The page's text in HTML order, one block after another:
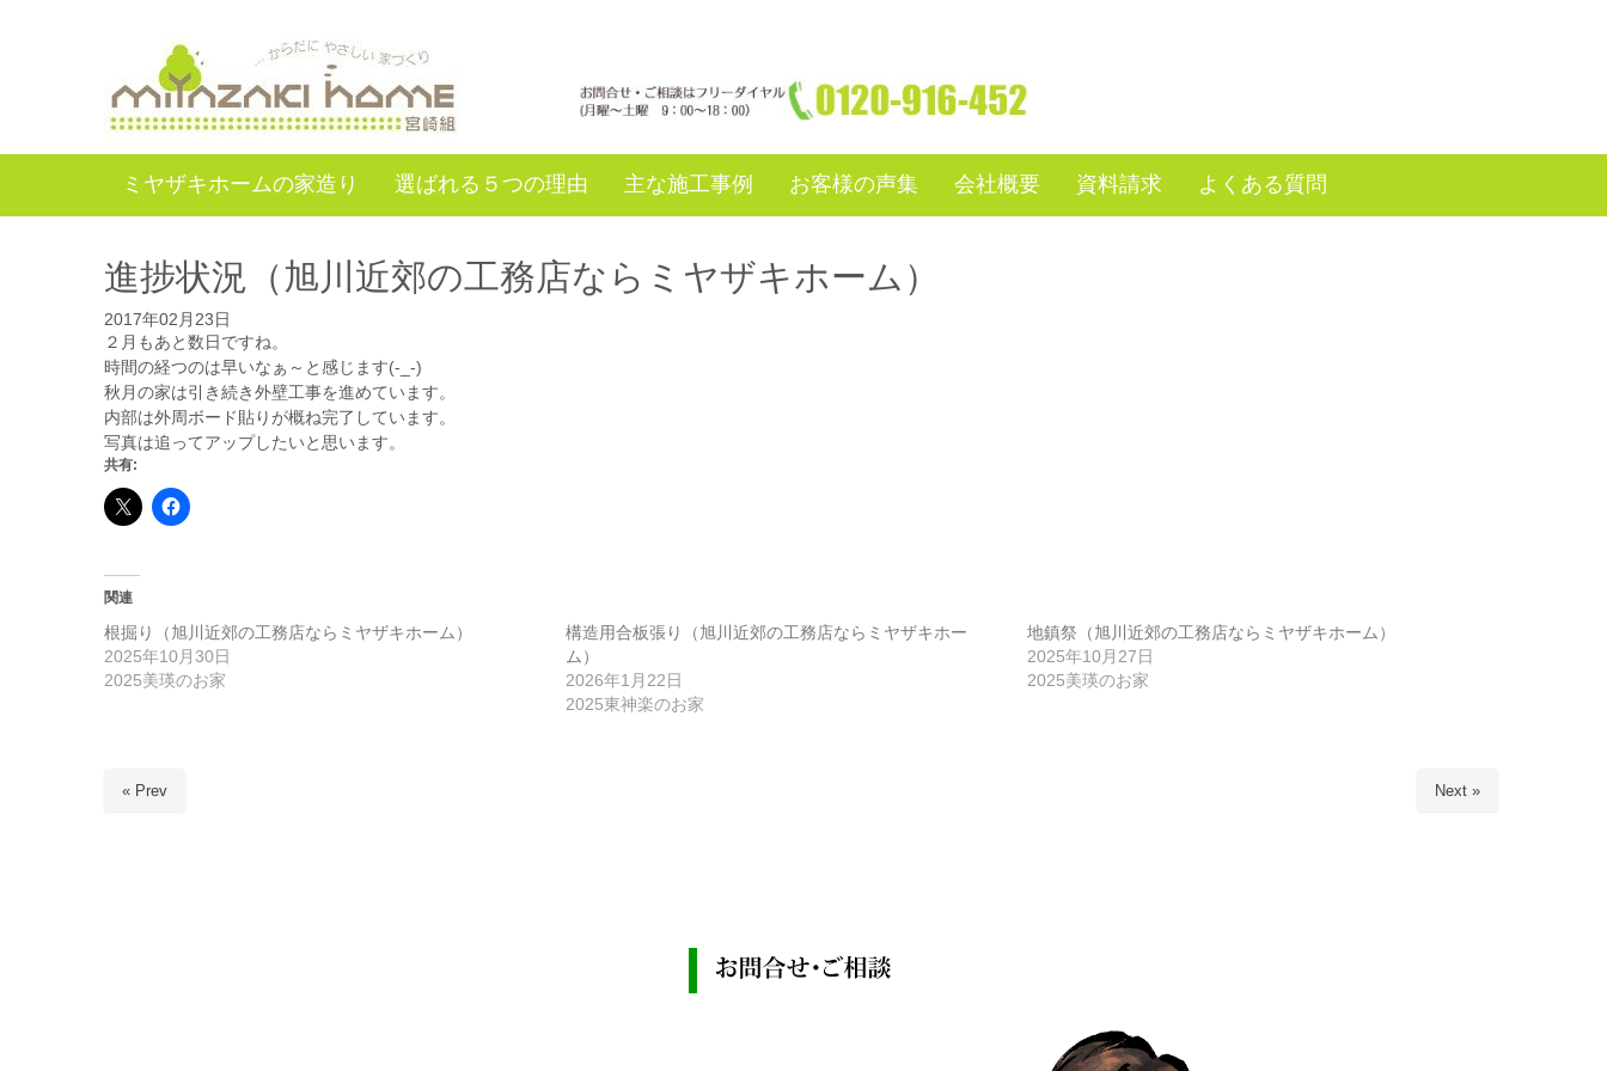
ミヤザキホームの家造り 選ばれる５つの理由 主な施工事例 お客様の声集 会社概要 資料請求 よくある質問
進捗状況（旭川近郊の工務店ならミヤザキホーム）
2017年02月23日
２月もあと数日ですね。
時間の経つのは早いなぁ～と感じます(-_-)
秋月の家は引き続き外壁工事を進めています。
内部は外周ボード貼りが概ね完了しています。
写真は追ってアップしたいと思います。
共有:
関連
根掘り（旭川近郊の工務店ならミヤザキホーム）
2025年10月30日
2025美瑛のお家
構造用合板張り（旭川近郊の工務店ならミヤザキホー
ム）
2026年1月22日
2025東神楽のお家
地鎮祭（旭川近郊の工務店ならミヤザキホーム）
2025年10月27日
2025美瑛のお家
« Prev Next »